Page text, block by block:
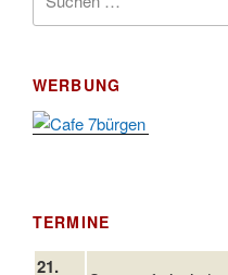
nach:
WERBUNG
TERMINE
21.